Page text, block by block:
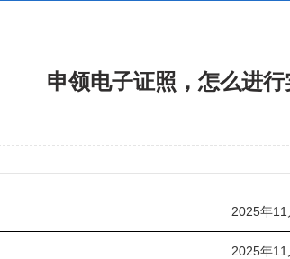
申领电子证照，怎么进
2025年11
2025年11